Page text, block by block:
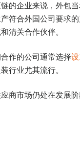
的企业来说，外包
符合外国公司要求
清关合作伙伴。
作的公司通常选择
行业尤其流行。
商市场仍处在发展